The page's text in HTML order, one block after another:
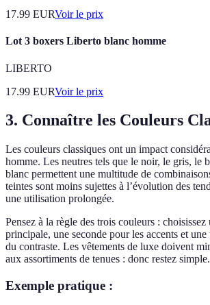
17.99 EURVoir le prix
Lot 3 boxers Liberto blanc homme
LIBERTO
17.99 EURVoir le prix
3. Connaître les Couleurs
Les couleurs classiques ont un impact
homme. Les neutres tels que le noir, le gris, le
blanc permettent une multitude de
teintes sont moins sujettes à l’évolution des
une utilisation prolongée.
Pensez à la règle des trois couleurs :
principale, une seconde pour les accents et
du contraste. Les vêtements de luxe doivent
aux assortiments de tenues : donc restez simple.
Exemple pratique :